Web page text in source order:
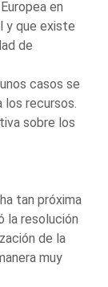
en
y que existe
de
casos se
recursos.
sobre los
tan próxima
la resolución
de la
muy